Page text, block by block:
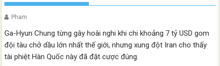
Pham
Ga-Hyun Chung từng gây hoài nghi khi chi khoảng 7 tỷ USD gom
đội tàu chở dầu lớn nhất thế giới, nhưng xung đột Iran cho thấy
tài phiệt Hàn Quốc này đã đặt cược đúng.